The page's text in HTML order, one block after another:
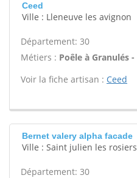
Ceed
Ville : Lleneuve les avignon
Département: 30
Métiers : Poêle à Granulés -
Voir la fiche artisan : Ceed
Bernet valery alpha facade
Ville : Saint julien les rosiers
Département: 30